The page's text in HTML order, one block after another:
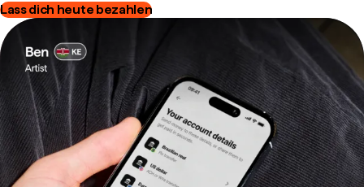
Lass dich heute bezahlen